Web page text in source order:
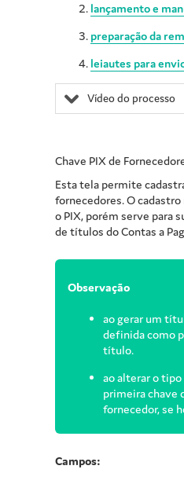
lançamento e
preparação da
leiautes para
Vídeo do processo
Chave PIX de
Esta tela permite
fornecedores. O
o PIX, porém serve para
de títulos do Contas a
Observação
ao gerar um
definida como
título.
ao alterar o tipo
primeira chave
fornecedor, se
Campos: